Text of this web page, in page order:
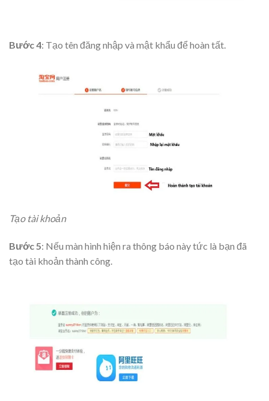
Bước 4: Tạo tên đăng nhập và mật khẩu để hoàn tất.
Tạo tài khoản
Bước 5: Nếu màn hình hiện ra thông báo này tức là bạn đã
tạo tài khoản thành công.